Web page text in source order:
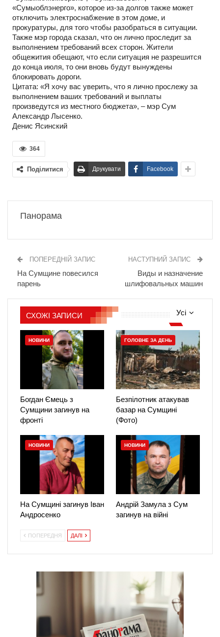
«Сумыоблэнерго», которое из-за долгов также может
отключить электроснабжение в этом доме, и
прокуратуры, для того чтобы разобраться в ситуации.
Также мэр города сказал, что он лично проследит за
выполнением требований всех сторон. Жители
общежития обещают, что если ситуация не разрешится
до конца июля, то они вновь будут вынуждены
блокировать дороги.
Цитата: «Я хочу вас уверить, что я лично прослежу за
выполнением ваших требований и выплаты
произведутся из местного бюджета», – мэр Сум
Александр Лысенко.
Денис Ясинский
364
Поділитися Друкувати Facebook
Панорама
ПОПЕРЕДНІЙ ЗАПИС
На Сумщине повесился
парень
НАСТУПНИЙ ЗАПИС
Виды и назначение
шлифовальных машин
Усі
СХОЖІ ЗАПИСИ
НОВИНИ
Богдан Ємець з
Сумщини загинув на
фронті
ГОЛОВНЕ ЗА ДЕНЬ
Безпілотник атакував
базар на Сумщині
(Фото)
НОВИНИ
На Сумщині загинув Іван
Андросенко
НОВИНИ
Андрій Замула з Сум
загинув на війні
ПОПЕРЕДНЯ ДАЛІ